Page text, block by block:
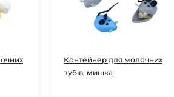
Контейнер для молочних
зубів, мишка